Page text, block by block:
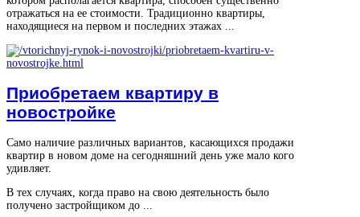
отражаться на ее стоимости. Традиционно квартиры,
находящиеся на первом и последних этажах ...
Приобретаем квартиру в
новостройке
Само наличие различных вариантов, касающихся продажи
квартир в новом доме на сегодняшний день уже мало кого
удивляет.
В тех случаях, когда право на свою деятельность было
получено застройщиком до ...